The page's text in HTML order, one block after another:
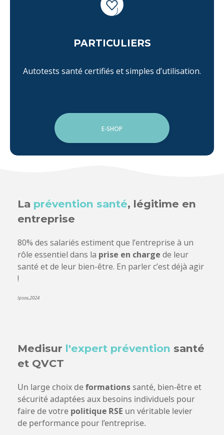
PARTICULIERS
Autotests santé certifiés et simples d’utilisation.
E-SHOP
La prévention santé, légitime en
entreprise
80% des salariés estiment que l’entreprise à un
rôle essentiel dans la prise en charge de leur
santé et de leur bien-être. En parler c’est déjà agir
!
Ipsos,2024
Medisur l'expert prévention santé
et QVCT
Un large choix deformations santé, bien-être et
sécurité adaptées aux besoins individuels pour
faire de votre politique RSE un véritable levier
de performance pour l’entreprise.